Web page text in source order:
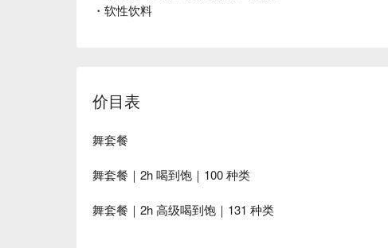
・软性饮料
价目表
舞套餐
舞套餐｜2h 喝到饱｜100 种类
舞套餐｜2h 高级喝到饱｜131 种类